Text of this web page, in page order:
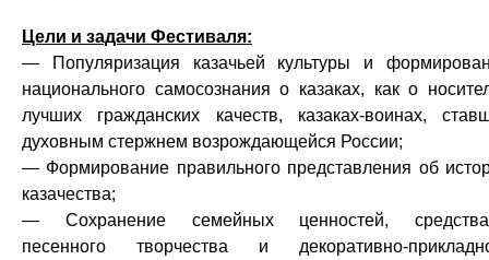
Цели и задачи Фестиваля:
— Популяризация казачьей культуры и
национального самосознания о казаках, как о
лучших гражданских качеств, казаках-воинах,
духовным стержнем возрождающейся России;
— Формирование правильного представления об
казачества;
— Сохранение семейных ценностей,
песенного творчества и декоративно-